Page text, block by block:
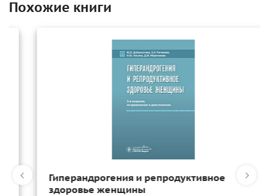
Похожие книги
Гиперандрогения и репродуктивное
здоровье женщины